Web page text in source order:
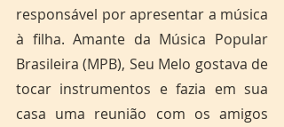
responsável por apresentar a música
à filha. Amante da Música Popular
Brasileira (MPB), Seu Melo gostava de
tocar instrumentos e fazia em sua
casa uma reunião com os amigos